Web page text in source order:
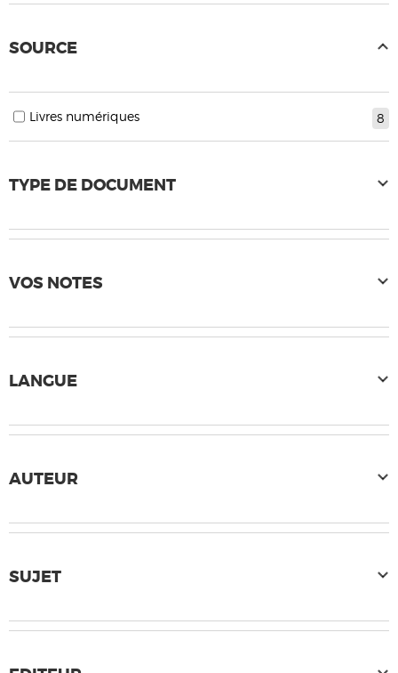
SOURCE
8
Livres numériques
TYPE DE DOCUMENT
VOS NOTES
LANGUE
AUTEUR
SUJET